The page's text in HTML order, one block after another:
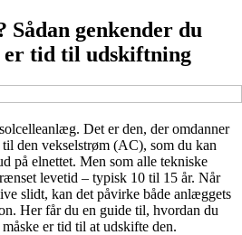
genkender du
er tid til udskiftning
Det er den, der omdanner
den vekselstrøm (AC), som du kan
på elnettet. Men som alle tekniske
levetid – typisk 10 til 15 år. Når
slidt, kan det påvirke både anlæggets
Her får du en guide til, hvordan du
er tid til at udskifte den.